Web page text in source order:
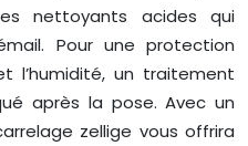
nettoyants acides qui
Pour une protection
l’humidité, un traitement
après la pose. Avec un
zellige vous offrira